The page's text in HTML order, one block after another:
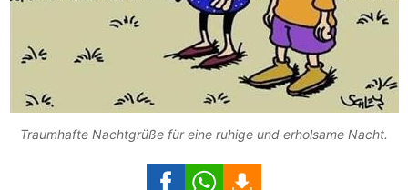
Traumhafte Nachtgrüße für eine ruhige und erholsame Nacht.